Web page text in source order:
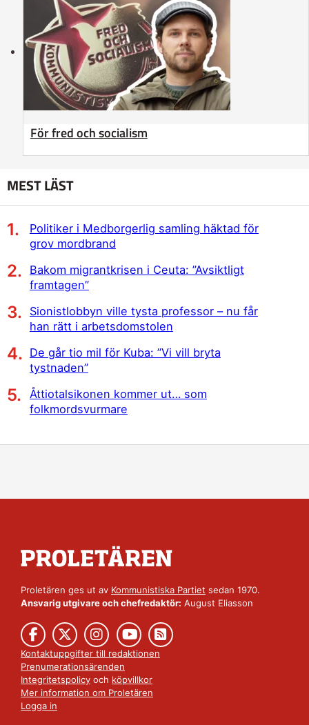
För fred och socialism
MEST LÄST
Politiker i Medborgerlig samling häktad för
grov mordbrand
Bakom migrantkrisen i Ceuta: ”Avsiktligt
framtagen”
Sionistlobbyn ville tysta professor – nu får
han rätt i arbetsdomstolen
De går tio mil för Kuba: ”Vi vill bryta
tystnaden”
Åttiotalsikonen kommer ut… som
folkmordsvurmare
Proletären ges ut av Kommunistiska Partiet sedan 1970.
Ansvarig utgivare och chefredaktör: August Eliasson
Kontaktuppgifter till redaktionen
Prenumerationsärenden
Integritetspolicy och köpvillkor
Mer information om Proletären
Logga in